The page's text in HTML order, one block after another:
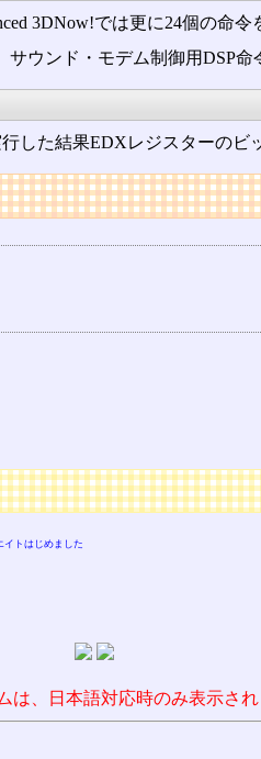
3DNow!では更に24個の命令
ウンド・モデム制御用DSP命
行した結果EDXレジスターのビ
イトはじめました
は、日本語対応時のみ表示さ